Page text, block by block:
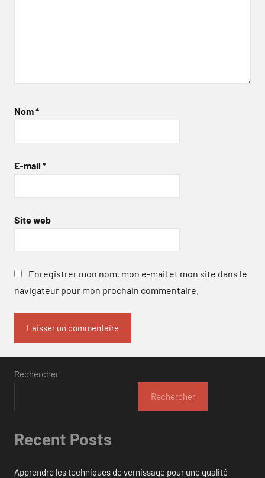
Nom*
E-mail *
Site web
Enregistrer mon nom, mon e-mail et mon site dans le
navigateur pour mon prochain commentaire.
Rechercher
Rechercher
Recent Posts
Apprendre les techniques de vernissage pour une qualité